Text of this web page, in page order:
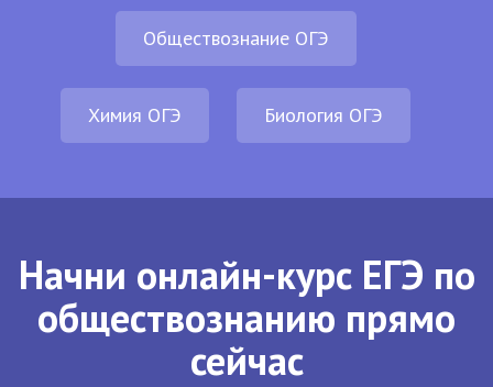
Обществознание ОГЭ
Химия ОГЭ Биология ОГЭ
Начни онлайн-курс ЕГЭ по
обществознанию прямо
сейчас